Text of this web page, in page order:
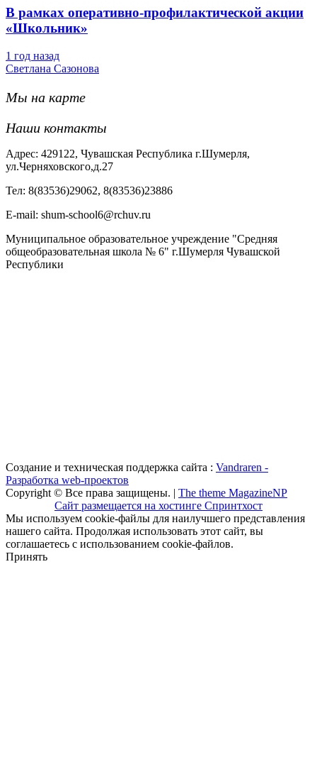
В рамках оперативно-профилактической акции
«Школьник»
1 год назад
Светлана Сазонова
Мы на карте
Наши контакты
Адрес: 429122, Чувашская Республика г.Шумерля,
ул.Черняховского,д.27
Тел: 8(83536)29062, 8(83536)23886
Е-mail: shum-school6@rchuv.ru
Муниципальное образовательное учреждение "Средняя
общеобразовательная школа № 6" г.Шумерля Чувашской
Республики
Создание и техническая поддержка сайта : Vandraren -
Разработка web-проектов
Copyright © Все права защищены. | The theme MagazineNP
Сайт размещается на хостинге Спринтхост
Мы используем cookie-файлы для наилучшего представления
нашего сайта. Продолжая использовать этот сайт, вы
соглашаетесь с использованием cookie-файлов.
Принять